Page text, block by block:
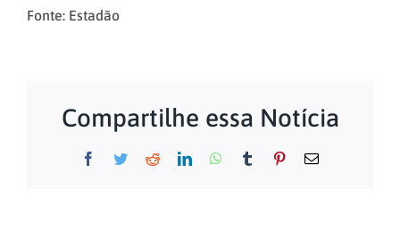
Fonte: Estadão
Compartilhe essa Notícia
Facebook
TwitterRedditLinkedInWhatsApp
Tumblr Pinterest
E-